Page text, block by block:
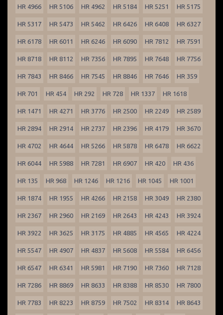
HR 4966 HR 5106 HR 4962 HR 5184 HR 5251 HR 5175
HR 5317 HR 5473 HR 5462 HR 6426 HR 6408 HR 6327
HR 6178 HR 6011 HR 6246 HR 6090 HR 7812 HR 7591
HR 8718 HR 8112 HR 7356 HR 7895 HR 7648 HR 7756
HR 7843 HR 8466 HR 7545 HR 8846 HR 7646 HR 359
HR 701 HR 454 HR 292 HR 728 HR 1337 HR 1618
HR 1471 HR 4271 HR 3776 HR 2500 HR 2249 HR 2589
HR 2894 HR 2914 HR 2737 HR 2396 HR 4179 HR 3670
HR 4702 HR 4644 HR 5266 HR 5878 HR 6478 HR 6622
HR 6044 HR 5988 HR 7281 HR 6907 HR 420 HR 436
HR 135 HR 968 HR 1246 HR 1216 HR 1045 HR 1001
HR 1874 HR 1955 HR 4266 HR 2158 HR 3049 HR 2380
HR 2367 HR 2960 HR 2169 HR 2643 HR 4243 HR 3924
HR 3922 HR 3625 HR 3175 HR 4885 HR 4565 HR 4224
HR 5547 HR 4907 HR 4837 HR 5608 HR 5584 HR 6456
HR 6547 HR 6341 HR 5981 HR 7190 HR 7360 HR 7128
HR 7286 HR 8869 HR 8633 HR 8388 HR 8530 HR 7800
HR 7783 HR 8223 HR 8759 HR 7502 HR 8314 HR 8643